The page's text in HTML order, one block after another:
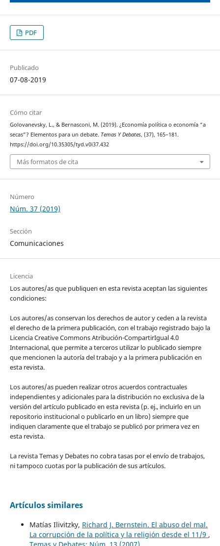
PDF
Publicado
07-08-2019
Cómo citar
Golovanevsky, L., & Bernasconi, M. (2019). ¿Economía política o economía “a
secas”? Elementos para un debate. Temas Y Debates, (37), 165–181.
https://doi.org/10.35305/tyd.v0i37.432
Más formatos de cita
Número
Núm. 37 (2019)
Sección
Comunicaciones
Licencia
Los autores/as que publiquen en esta revista aceptan las siguientes
condiciones:
Los autores/as conservan los derechos de autor y ceden a la revista
el derecho de la primera publicación, con el trabajo registrado bajo la
Licencia Creative Commons Atribución-CompartirIgual 4.0
Internacional, que permite a terceros utilizar lo publicado siempre
que mencionen la autoría del trabajo y a la primera publicación en
esta revista.
Los autores/as pueden realizar otros acuerdos contractuales
independientes y adicionales para la distribución no exclusiva de la
versión del artículo publicado en esta revista (p. ej., incluirlo en un
repositorio institucional o publicarlo en un libro) siempre que
indiquen claramente que el trabajo se publicó por primera vez en
esta revista.
La revista Temas y Debates no cobra tasas por el envío de trabajos,
ni tampoco cuotas por la publicación de sus artículos.
Artículos similares
Matías Ilivitzky, Richard J. Bernstein. El abuso del mal.
La corrupción de la política y la religión desde el 11/9 ,